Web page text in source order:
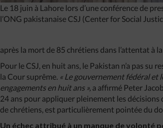
Le 18 juin à Lahore lors d’une conférence de
l’ONG pakistanaise CSJ (Center for Social
après la mort de 85 chrétiens dans l’attentat à
Pour le CSJ, en huit ans, le Pakistan n’a pas
la Cour suprême. « Le gouvernement fédéral
engagements en huit ans », a affirmé Peter
24 ans pour appliquer pleinement les
de chrétiens, est particulièrement pointée du
Un échec attribué à un manque de volonté